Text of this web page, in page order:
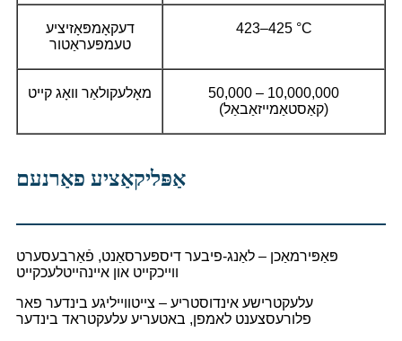
דעקאָמפּאָזיציע
טעמפּעראַטור
423–425 °C
מאָלעקולאַר וואָג קייט
50,000 – 10,000,000
(קאַסטאַמייזאַבאַל)
אַפּליקאַציע פאַרנעם
פּאַפּירמאַכן – לאַנג-פיבער דיספּערסאַנט, פֿאַרבעסערט
ווייכקייט און איינהייטלעכקייט
עלעקטרישע אינדוסטריע – צייטווייליגע בינדער פאר
פלורעסצענט לאמפן, באטעריע עלעקטראד בינדער